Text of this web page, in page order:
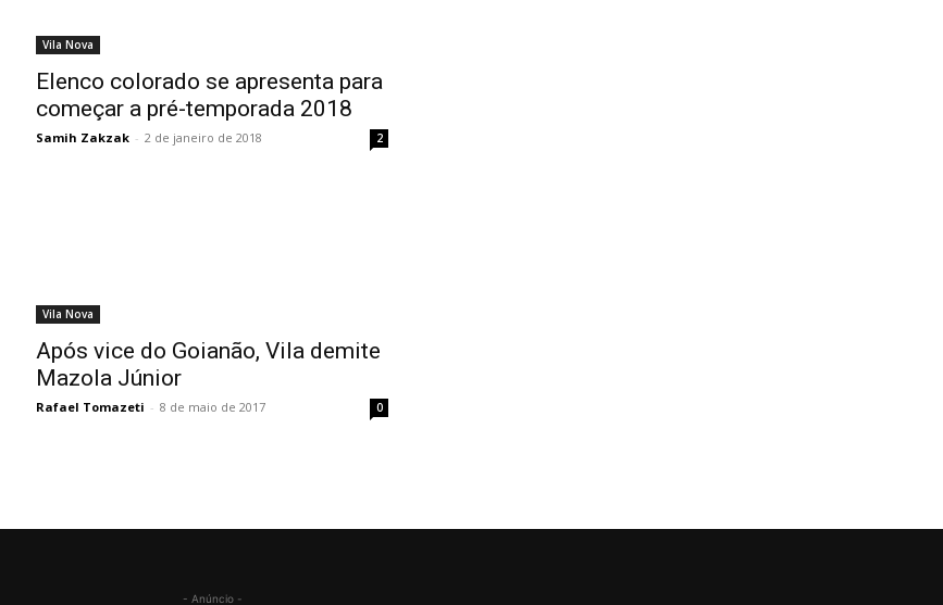
Vila Nova
Elenco colorado se apresenta para
começar a pré-temporada 2018
Samih Zakzak - 2 de janeiro de 2018 2
Vila Nova
Após vice do Goianão, Vila demite
Mazola Júnior
Rafael Tomazeti - 8 de maio de 2017 0
- Anúncio -